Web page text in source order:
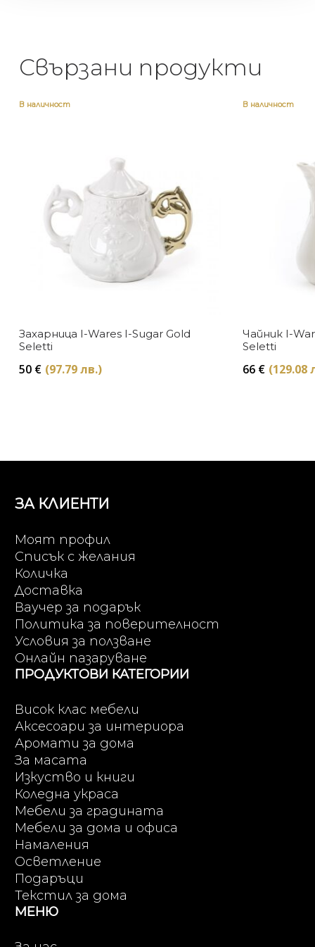
Свързани продукти
В наличност
Захарница I-Wares I-Sugar Gold
Seletti
50 € (97.79 лв.)
В наличност
Чайник I-
Seletti
66 € (129.08
ЗА КЛИЕНТИ
Моят профил
Списък с желания
Количка
Доставка
Ваучер за подарък
Политика за поверителност
Условия за ползване
Онлайн пазаруване
ПРОДУКТОВИ КАТЕГОРИИ
Висок клас мебели
Аксесоари за интериора
Аромати за дома
За масата
Изкуство и книги
Коледна украса
Мебели за градината
Мебели за дома и офиса
Намаления
Осветление
Подаръци
Текстил за дома
МЕНЮ